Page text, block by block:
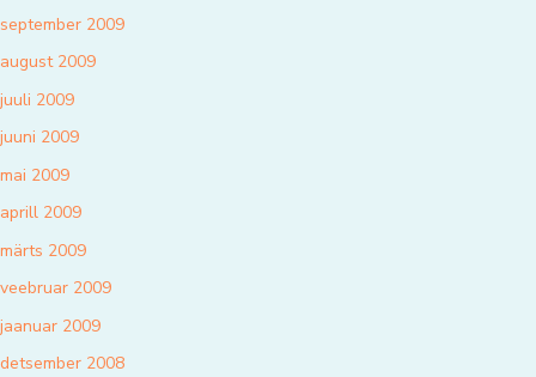
september 2009
august 2009
juuli 2009
juuni 2009
mai 2009
aprill 2009
märts 2009
veebruar 2009
jaanuar 2009
detsember 2008